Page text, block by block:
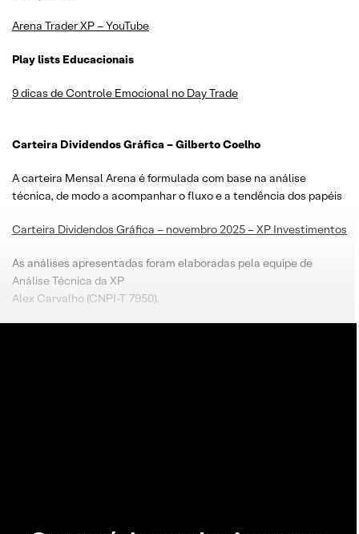
Arena Trader XP – YouTube
Play lists Educacionais
9 dicas de Controle Emocional no Day Trade
Carteira Dividendos Gráfica – Gilberto Coelho
A carteira Mensal Arena é formulada com base na análise
técnica, de modo a acompanhar o fluxo e a tendência dos papéis
Carteira Dividendos Gráfica – novembro 2025 – XP Investimentos
As análises apresentadas foram elaboradas pela equipe de
Análise Técnica da XP
Alex Carvalho (CNPI-T 7950).